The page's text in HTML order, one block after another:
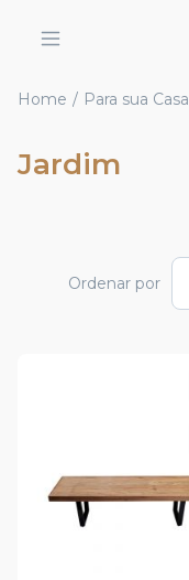
Home Para sua Casa
Jardim
Ordenar por